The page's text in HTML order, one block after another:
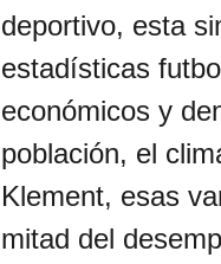
deportivo, esta
estadísticas
económicos y
población, el
Klement, esas
mitad del